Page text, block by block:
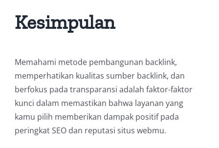
Kesimpulan
Memahami metode pembangunan backlink,
memperhatikan kualitas sumber backlink, dan
berfokus pada transparansi adalah faktor-faktor
kunci dalam memastikan bahwa layanan yang
kamu pilih memberikan dampak positif pada
peringkat SEO dan reputasi situs webmu.